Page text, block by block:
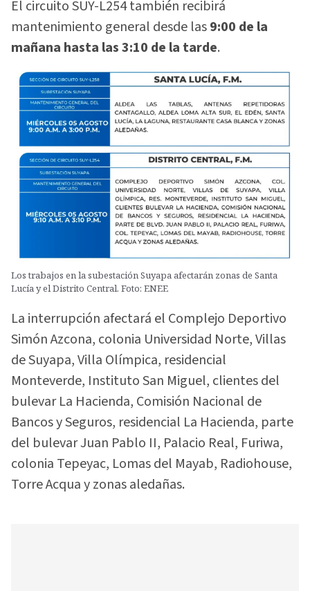
El circuito SUY-L254 también recibirá
mantenimiento general desde las9:00 de la
mañana hasta las 3:10 de la tarde.
Los trabajos en la subestación Suyapa afectarán zonas de Santa
Lucía y el Distrito Central. Foto: ENEE
La interrupción afectará el Complejo Deportivo
Simón Azcona, colonia Universidad Norte, Villas
de Suyapa, Villa Olímpica, residencial
Monteverde, Instituto San Miguel, clientes del
bulevar La Hacienda, Comisión Nacional de
Bancos y Seguros, residencial La Hacienda, parte
del bulevar Juan Pablo II, Palacio Real, Furiwa,
colonia Tepeyac, Lomas del Mayab, Radiohouse,
Torre Acqua y zonas aledañas.